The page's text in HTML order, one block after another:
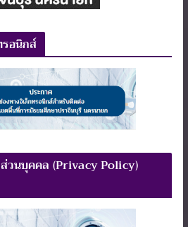
รอนิกส์
วนบุคคล (Privacy Policy)